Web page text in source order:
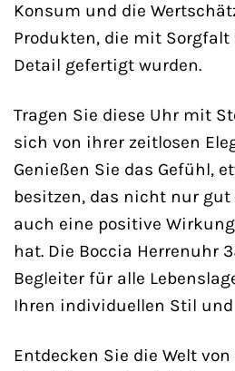
Konsum und die
Produkten, die mit Sorgfalt
Detail gefertigt wurden.
Tragen Sie diese Uhr mit
sich von ihrer zeitlosen
Genießen Sie das Gefühl,
besitzen, das nicht nur
auch eine positive
hat. Die Boccia Herrenuhr
Begleiter für alle
Ihren individuellen Stil und
Entdecken Sie die Welt